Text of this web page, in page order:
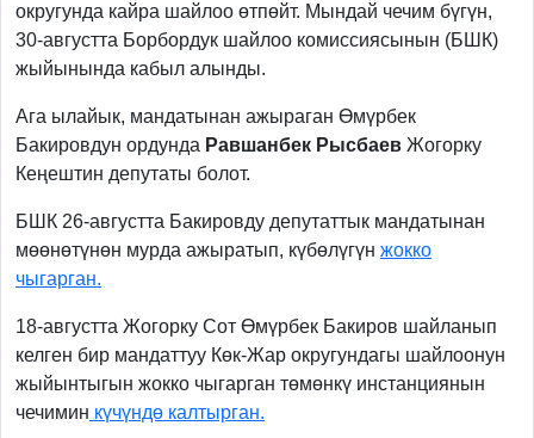
округунда кайра шайлоо өтпөйт. Мындай чечим бүгүн,
30-августта Борбордук шайлоо комиссиясынын (БШК)
жыйынында кабыл алынды.
Ага ылайык, мандатынан ажыраган Өмүрбек
Бакировдун ордунда Равшанбек Рысбаев Жогорку
Кеңештин депутаты болот.
БШК 26-августта Бакировду депутаттык мандатынан
мөөнөтүнөн мурда ажыратып, күбөлүгүн жокко
чыгарган.
18-августта Жогорку Сот Өмүрбек Бакиров шайланып
келген бир мандаттуу Көк-Жар округундагы шайлоонун
жыйынтыгын жокко чыгарган төмөнкү инстанциянын
чечимин күчүндө калтырган.